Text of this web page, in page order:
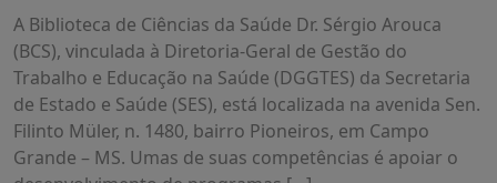
A Biblioteca de Ciências da Saúde Dr. Sérgio Arouca
(BCS), vinculada à Diretoria-Geral de Gestão do
Trabalho e Educação na Saúde (DGGTES) da Secretaria
de Estado e Saúde (SES), está localizada na avenida Sen.
Filinto Müler, n. 1480, bairro Pioneiros, em Campo
Grande – MS. Umas de suas competências é apoiar o